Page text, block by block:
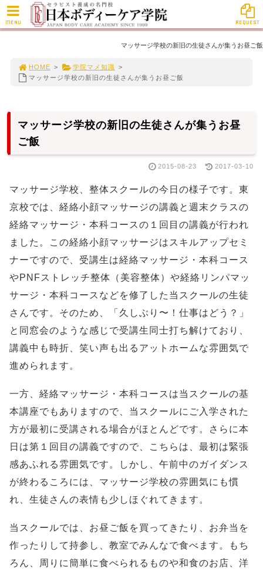
マッサージ学校の新旧の生徒さんが集うお昼ご飯
HOME > 学院マメ知識
>
マッサージ学校の新旧の生徒さんが集うお昼ご飯
マッサージ学校の新旧の生徒さんが集うお昼
ご飯
2015-08-23 2017-03-10
マッサージ学校、整体スクールの今日の様子です。東
京校では、経絡小顔マッサージの講義と週末クラスの
経絡マッサージ・本科コースの１回目の講義が行われ
ました。この経絡小顔マッサージはスキルアップセミ
ナーですので、受講生は経絡マッサージ・本科コース
やPNFストレッチ整体（美容整体）や経絡リンパマッ
サージ・本科コースなどを修了した当スクールの生徒
さんです。そのため、「久しぶり〜！仕事はどう？」
と同窓会のような感じで受講生同士打ち解けており、
講義中も時折、笑い声も出るアットホームな雰囲気で
進められます。
一方、経絡マッサージ・本科コースは当スクールの基
本講座でもありますので、当スクールにご入学された
方が最初に受講される場合がほとんどです。さらに本
日は第１回目の講義ですので、こちらは、最初は緊張
感あふれる雰囲気です。しかし、午前中のガイダンス
が終わるころには、マッサージ学校の雰囲気にも慣
れ、生徒さんの表情も少しほぐれてきます。
当スクールでは、お昼ご飯を買ってきたり、お弁当を
作ったりして持参し、教室でみんなで食べます。もち
ろん、周りに簡単に食べられるものや和食のお店、洋
MENU REQUEST